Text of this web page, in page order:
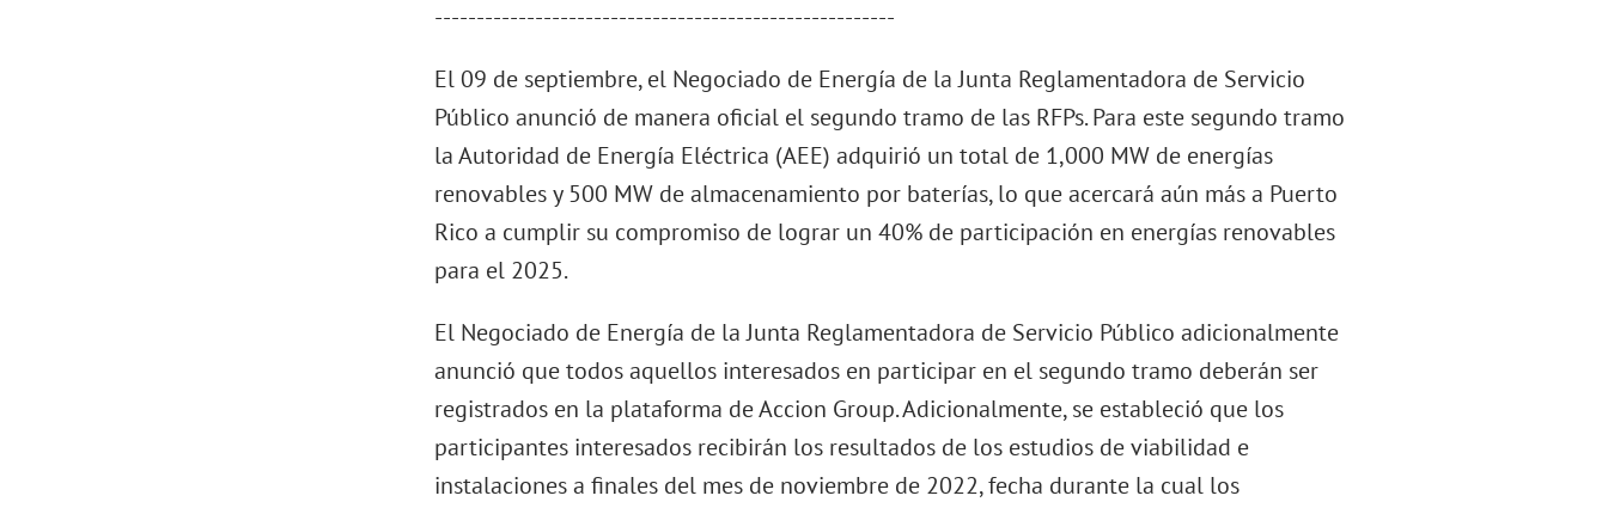
-------------------------------------------------------
El 09 de septiembre, el Negociado de Energía de la Junta Reglamentadora de Servicio
Público anunció de manera oficial el segundo tramo de las RFPs. Para este segundo tramo
la Autoridad de Energía Eléctrica (AEE) adquirió un total de 1,000 MW de energías
renovables y 500 MW de almacenamiento por baterías, lo que acercará aún más a Puerto
Rico a cumplir su compromiso de lograr un 40% de participación en energías renovables
para el 2025.
El Negociado de Energía de la Junta Reglamentadora de Servicio Público adicionalmente
anunció que todos aquellos interesados en participar en el segundo tramo deberán ser
registrados en la plataforma de Accion Group. Adicionalmente, se estableció que los
participantes interesados recibirán los resultados de los estudios de viabilidad e
instalaciones a finales del mes de noviembre de 2022, fecha durante la cual los